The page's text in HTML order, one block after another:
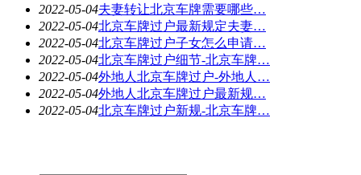
2022-05-04夫妻转让北京车牌需要哪些…
2022-05-04北京车牌过户最新规定夫妻…
2022-05-04北京车牌过户子女怎么申请…
2022-05-04北京车牌过户细节-北京车牌…
2022-05-04外地人北京车牌过户-外地人…
2022-05-04外地人北京车牌过户最新规…
2022-05-04北京车牌过户新规-北京车牌…